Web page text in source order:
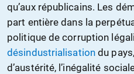
qu’aux républicains. Les
part entière dans la
politique de corruption
désindustrialisation du
d’austérité, l’inégalité